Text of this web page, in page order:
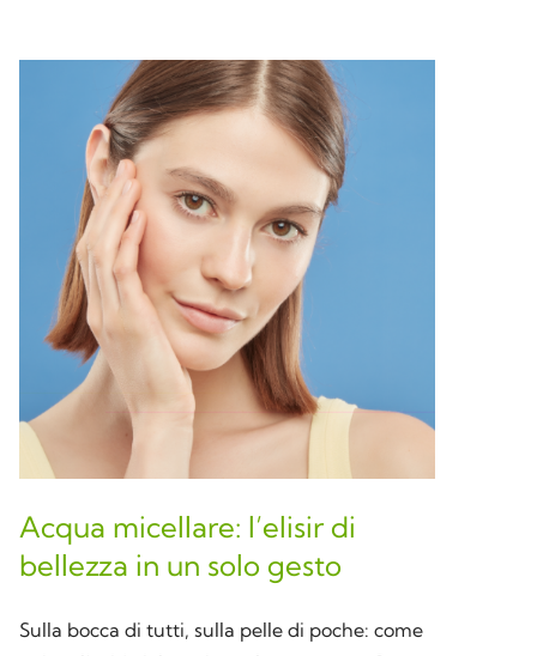
Acqua micellare: l’elisir di
bellezza in un solo gesto
Sulla bocca di tutti, sulla pelle di poche: come